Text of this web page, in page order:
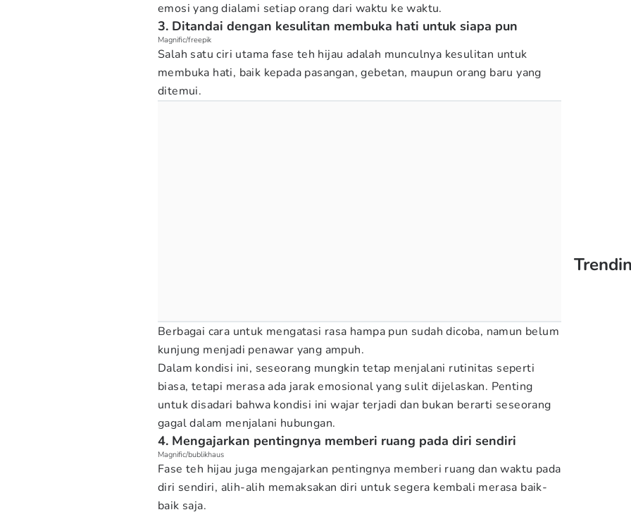
emosi yang dialami setiap orang dari waktu ke waktu.
3. Ditandai dengan kesulitan membuka hati untuk siapa pun
Magnific/freepik
Salah satu ciri utama fase teh hijau adalah munculnya kesulitan untuk
membuka hati, baik kepada pasangan, gebetan, maupun orang baru yang
ditemui.
Berbagai cara untuk mengatasi rasa hampa pun sudah dicoba, namun belum
kunjung menjadi penawar yang ampuh.
Dalam kondisi ini, seseorang mungkin tetap menjalani rutinitas seperti
biasa, tetapi merasa ada jarak emosional yang sulit dijelaskan. Penting
untuk disadari bahwa kondisi ini wajar terjadi dan bukan berarti seseorang
gagal dalam menjalani hubungan.
4. Mengajarkan pentingnya memberi ruang pada diri sendiri
Magnific/bublikhaus
Fase teh hijau juga mengajarkan pentingnya memberi ruang dan waktu pada
diri sendiri, alih-alih memaksakan diri untuk segera kembali merasa baik-
baik saja.